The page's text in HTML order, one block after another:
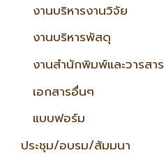
งานบริหารงานวิจัย
งานบริหารพัสดุ
งานสำนักพิมพ์และวารสาร
เอกสารอื่นๆ
แบบฟอร์ม
ประชุม/อบรม/สัมมนา